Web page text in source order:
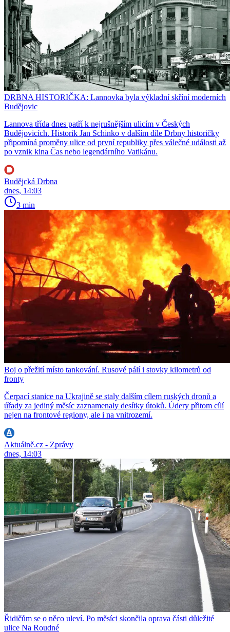
DRBNA HISTORIČKA: Lannovka byla výkladní skříní moderních
Budějovic
Lannova třída dnes patří k nejrušnějším ulicím v Českých
Budějovicích. Historik Jan Schinko v dalším díle Drbny historičky
připomíná proměny ulice od první republiky přes válečné události až
po vznik kina Čas nebo legendárního Vatikánu.
Budějcká Drbna
dnes, 14:03
3 min
Boj o přežití místo tankování. Rusové pálí i stovky kilometrů od
fronty
Čerpací stanice na Ukrajině se staly dalším cílem ruských dronů a
úřady za jediný měsíc zaznamenaly desítky útoků. Údery přitom cílí
nejen na frontové regiony, ale i na vnitrozemí.
Aktuálně.cz - Zprávy
dnes, 14:03
Řidičům se o něco uleví. Po měsíci skončila oprava části důležité
ulice Na Roudné